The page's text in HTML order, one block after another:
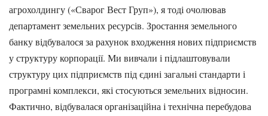
агрохолдингу («Сварог Вест Груп»), я тоді очолював
департамент земельних ресурсів. Зростання земельного
банку відбувалося за рахунок входження нових підприємств
у структуру корпорації. Ми вивчали і підлаштовували
структуру цих підприємств під єдині загальні стандарти і
програмні комплекси, які стосуються земельних відносин.
Фактично, відбувалася організаційна і технічна перебудова